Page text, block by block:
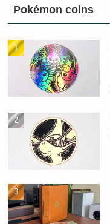
Pokémon coins